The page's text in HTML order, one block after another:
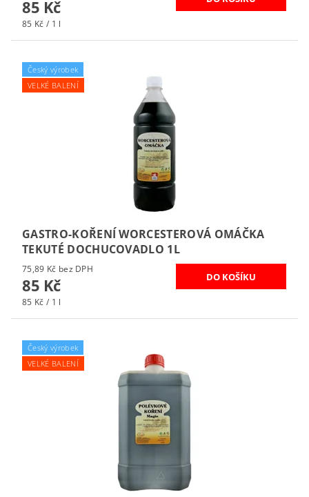
85 Kč
85 Kč / 1 l
Český výrobek
VELKÉ BALENÍ
GASTRO-KOŘENÍ WORCESTEROVÁ OMÁČKA
TEKUTÉ DOCHUCOVADLO 1L
75,89 Kč bez DPH
85 Kč
85 Kč / 1 l
Český výrobek
VELKÉ BALENÍ